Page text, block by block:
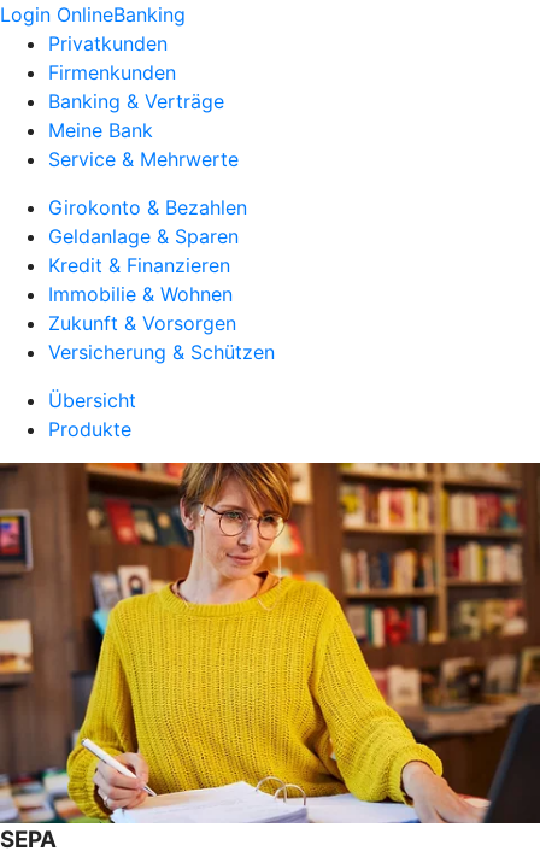
Login OnlineBanking
Privatkunden
Firmenkunden
Banking & Verträge
Meine Bank
Service & Mehrwerte
Girokonto & Bezahlen
Geldanlage & Sparen
Kredit & Finanzieren
Immobilie & Wohnen
Zukunft & Vorsorgen
Versicherung & Schützen
Übersicht
Produkte
SEPA